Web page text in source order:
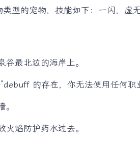
型的宠物，技能如下：一闪，虚
谷最北边的海岸上。
的存在，你无法使用任何
火焰防护药水过去。